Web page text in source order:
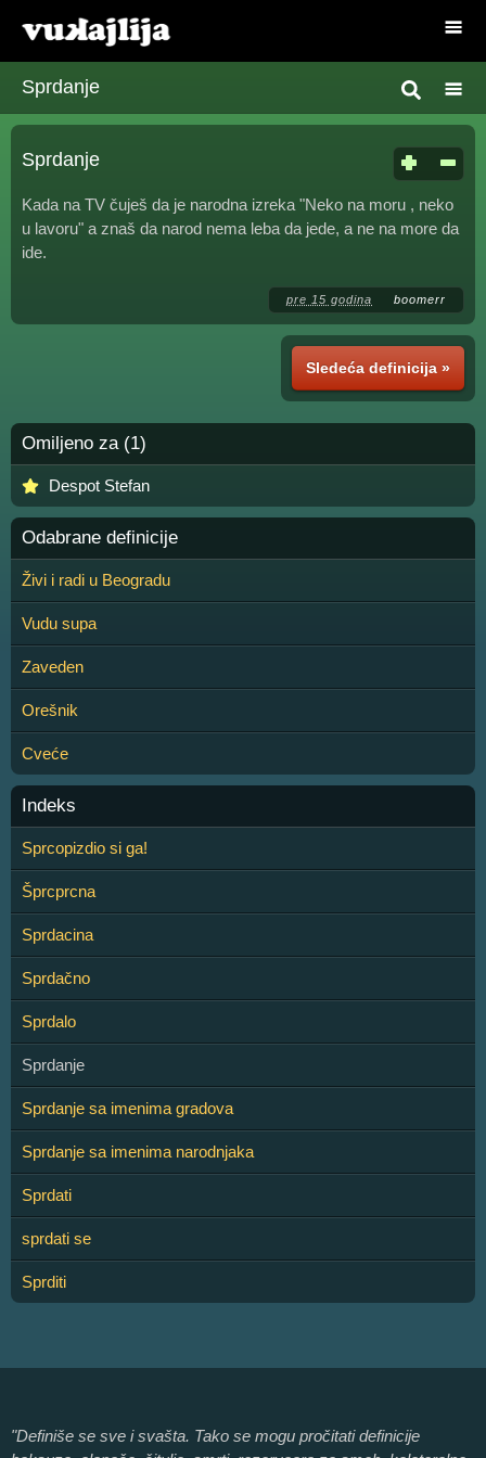
Sprdanje
Sprdanje
Kada na TV čuješ da je narodna izreka "Neko na moru , neko
u lavoru" a znaš da narod nema leba da jede, a ne na more da
ide.
pre 15 godina boomerr
Sledeća definicija »
Omiljeno za (1)
Despot Stefan
Odabrane definicije
Živi i radi u Beogradu
Vudu supa
Zaveden
Orešnik
Cveće
Indeks
Sprcopizdio si ga!
Šprcprcna
Sprdacina
Sprdačno
Sprdalo
Sprdanje
Sprdanje sa imenima gradova
Sprdanje sa imenima narodnjaka
Sprdati
sprdati se
Sprditi
"Definiše se sve i svašta. Tako se mogu pročitati definicije